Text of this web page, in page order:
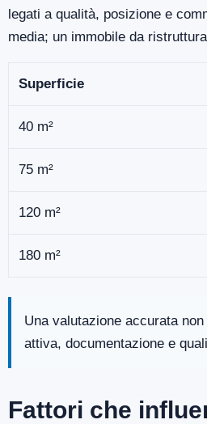
legati a qualità, posizione e
media; un immobile da
Superficie
40 m²
75 m²
120 m²
180 m²
Una valutazione accurata
attiva, documentazione e
Fattori che